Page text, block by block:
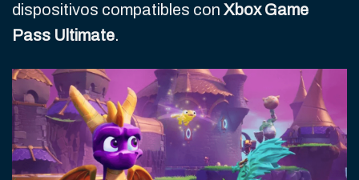
dispositivos compatibles con Xbox Game
Pass Ultimate.